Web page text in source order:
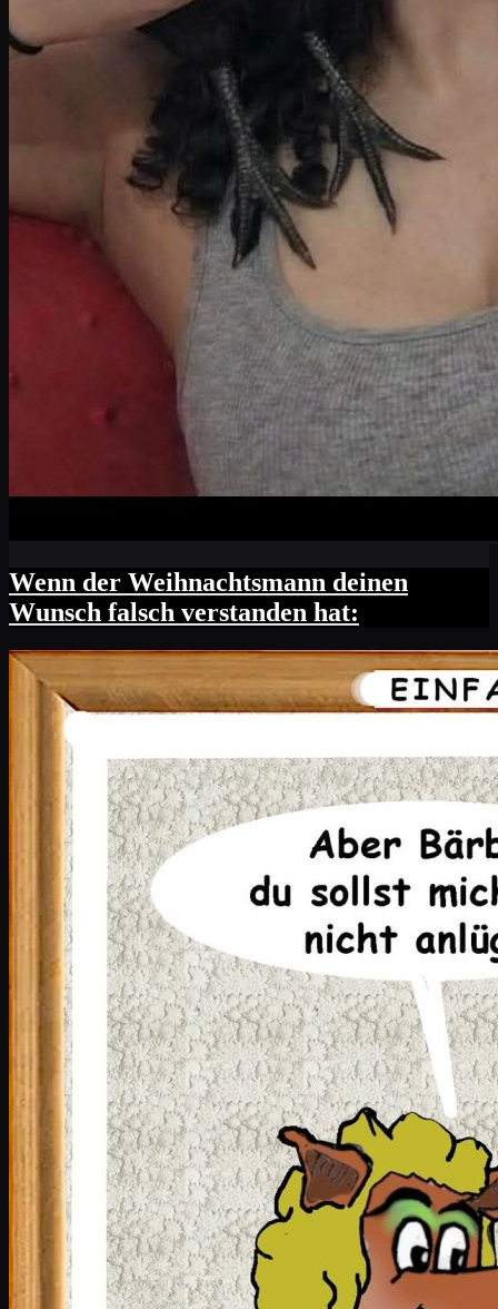
Wenn der Weihnachtsmann deinen
Wunsch falsch verstanden hat: